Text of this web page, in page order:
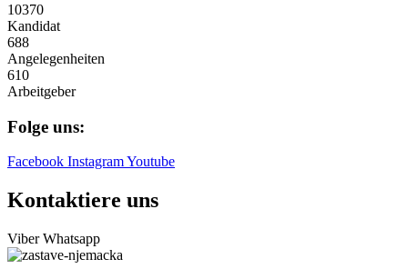
10370
Kandidat
688
Angelegenheiten
610
Arbeitgeber
Folge uns:
Facebook InstagramYoutube
Kontaktiere uns
Viber Whatsapp